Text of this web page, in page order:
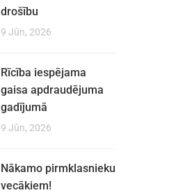
drošību
9 Jūn, 2026
Rīcība iespējama
gaisa apdraudējuma
gadījumā
9 Jūn, 2026
Nākamo pirmklasnieku
vecākiem!